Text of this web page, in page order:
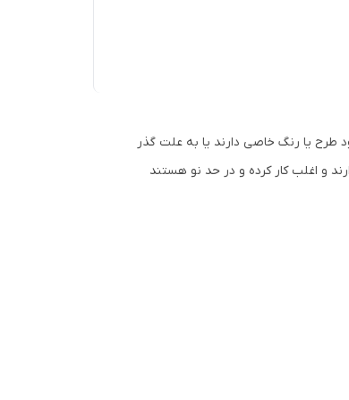
طرح یا رنگ خاصی دارند یا به علت گذر
و اغلب کار کرده و در حد نو هستند